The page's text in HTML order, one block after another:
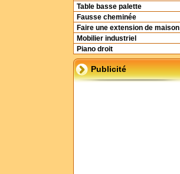
Table basse palette
Fausse cheminée
Faire une extension de maison
Mobilier industriel
Piano droit
Publicité